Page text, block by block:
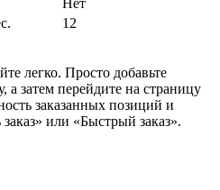
Нет
12
легко. Просто добавьте
а затем перейдите на страницу
заказанных позиций и
или «Быстрый заказ».